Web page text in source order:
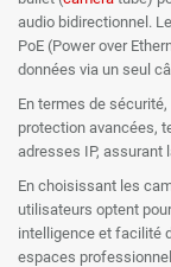
audio bidirectionnel.
PoE (Power over
données via un seul
En termes de
protection avancées,
adresses IP, assurant
En choisissant les
utilisateurs optent
intelligence et facilité
espaces